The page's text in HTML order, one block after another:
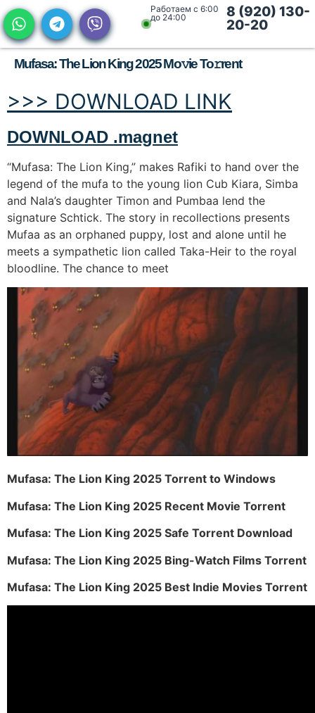
Работаем с 6:00
до 24:00
8 (920) 130-
20-20
Mufasa: The Lion King 2025 Mo𝚟ie To𝚛rent
>>> DOWNLOAD LINK
DOWNLOAD .magnet
“Mufasa: The Lion King,” makes Rafiki to hand over the
legend of the mufa to the young lion Cub Kiara, Simba
and Nala’s daughter Timon and Pumbaa lend the
signature Schtick. The story in recollections presents
Mufaa as an orphaned puppy, lost and alone until he
meets a sympathetic lion called Taka-Heir to the royal
bloodline. The chance to meet
Mufasa: The Lion King 2025 Torrent to Windows
Mufasa: The Lion King 2025 Recent Movie Torrent
Mufasa: The Lion King 2025 Safe Torrent Download
Mufasa: The Lion King 2025 Bing-Watch Films Torrent
Mufasa: The Lion King 2025 Best Indie Movies Torrent